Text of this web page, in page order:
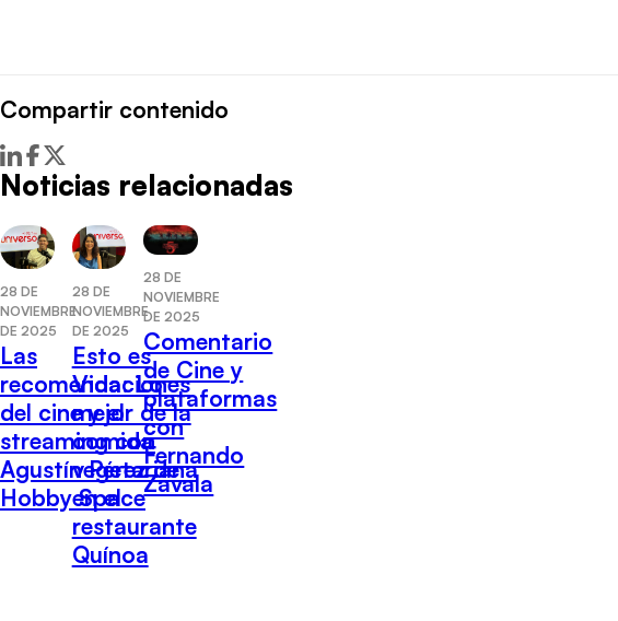
Compartir contenido
Noticias relacionadas
28 DE
NOVIEMBRE
DE 2025
Las
recomendaciones
del cine y el
streaming con
Agustín Pérez de
Hobby Space
28 DE
NOVIEMBRE
DE 2025
Esto es
Vida: Lo
mejor de la
comida
vegetariana
en el
restaurante
Quínoa
28 DE
NOVIEMBRE
DE 2025
Comentario
de Cine y
plataformas
con
Fernando
Zavala